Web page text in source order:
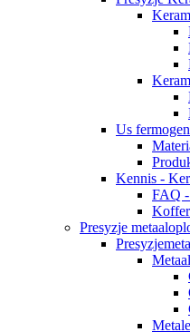
Us
Kennis -
FAQ
Presyzje